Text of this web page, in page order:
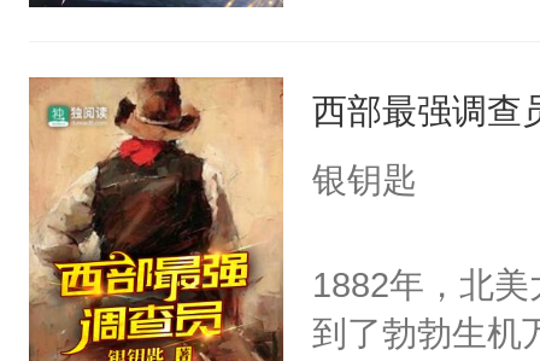
西部最强调查
银钥匙
1882年，北
到了勃勃生机